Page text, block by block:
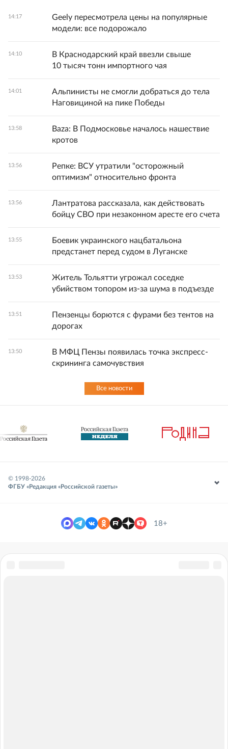
14:17
Geely пересмотрела цены на популярные
модели: все подорожало
14:10
В Краснодарский край ввезли свыше
10 тысяч тонн импортного чая
14:01
Альпинисты не смогли добраться до тела
Наговициной на пике Победы
13:58
Baza: В Подмосковье началось нашествие
кротов
13:56
Репке: ВСУ утратили "осторожный
оптимизм" относительно фронта
13:56
Лантратова рассказала, как действовать
бойцу СВО при незаконном аресте его счета
13:55
Боевик украинского нацбатальона
предстанет перед судом в Луганске
13:53
Житель Тольятти угрожал соседке
убийством топором из-за шума в подъезде
13:51
Пензенцы борются с фурами без тентов на
дорогах
13:50
В МФЦ Пензы появилась точка экспресс-
скрининга самочувствия
Все новости
© 1998-2026
ФГБУ «Редакция «Российской газеты»
18+